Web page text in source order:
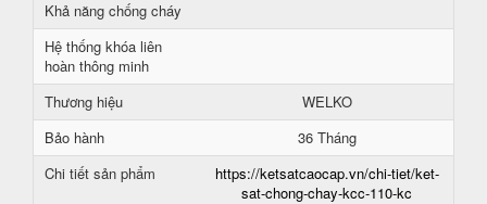
Khả năng chống cháy
Hệ thống khóa liên
hoàn thông minh
Thương hiệu
WELKO
Bảo hành
36 Tháng
Chi tiết sản phẩm
https://ketsatcaocap.vn/chi-tiet/ket-
sat-chong-chay-kcc-110-kc